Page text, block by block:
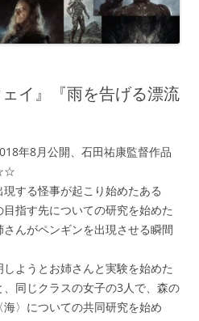
ェイ』『雨を告げる漂流
年8月公開、石田祐康監督作品
する怪事が起こり始めたある
指す先についての研究を始めた
んがペンギンを出現させる瞬間
ようとお姉さんと実験を始めた
同じクラスの女子の3人で、森の
〉についての共同研究を始め